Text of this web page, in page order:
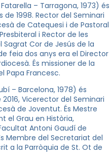
– Tarragona, 1973) és
1998. Rector del Seminari
de Catequesi i de Pastoral
i Rector de les
Sagrat Cor de Jesús de la
feia dos anys era el Director
És missioner de la
Papa Francesc.
– Barcelona, 1978) és
Vicerector del Seminari
de Joventut. És Mestre
el Grau en Història,
Antoni Gaudí de
Membre del Secretariat del
a la Parròquia de St. Ot de